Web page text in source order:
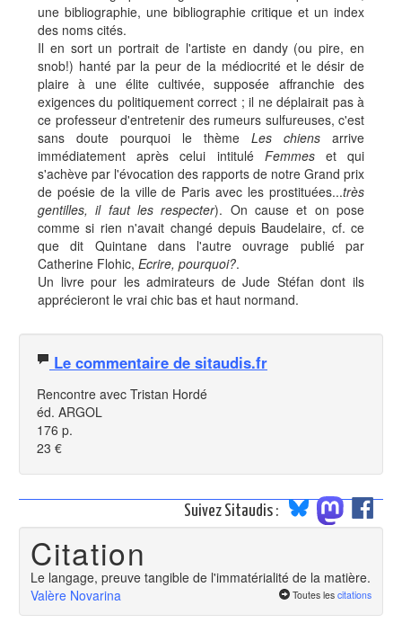
une bibliographie, une bibliographie critique et un index
des noms cités.
Il en sort un portrait de l'artiste en dandy (ou pire, en
snob!) hanté par la peur de la médiocrité et le désir de
plaire à une élite cultivée, supposée affranchie des
exigences du politiquement correct ; il ne déplairait pas à
ce professeur d'entretenir des rumeurs sulfureuses, c'est
sans doute pourquoi le thème Les chiens arrive
immédiatement après celui intitulé Femmeset qui
s'achève par l'évocation des rapports de notre Grand prix
de poésie de la ville de Paris avec les prostituées...très
gentilles, il faut les respecter). On cause et on pose
comme si rien n'avait changé depuis Baudelaire, cf. ce
que dit Quintane dans l'autre ouvrage publié par
Catherine Flohic, Ecrire, pourquoi?.
Un livre pour les admirateurs de Jude Stéfan dont ils
apprécieront le vrai chic bas et haut normand.
Le commentaire de sitaudis.fr
Rencontre avec Tristan Hordé
éd. ARGOL
176 p.
23 €
Suivez Sitaudis :
Citation
Le langage, preuve tangible de l'immatérialité de la matière.
Valère Novarina
Toutes les citations